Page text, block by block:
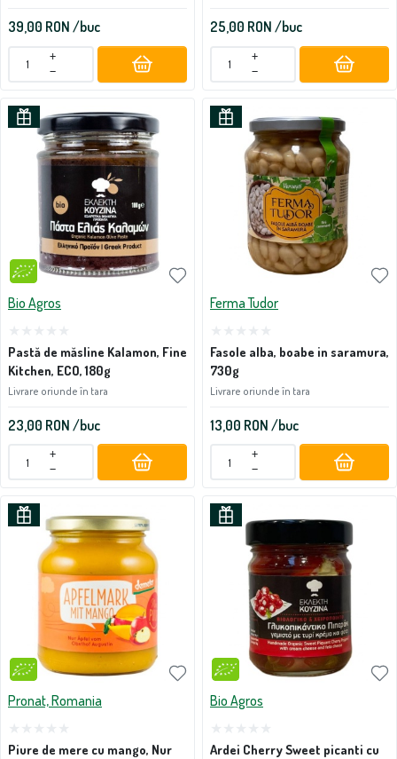
39,00 RON /buc
+
−
25,00 RON /buc
+
−
Bio Agros
Pastă de măsline Kalamon, Fine
Kitchen, ECO, 180g
Livrare oriunde în tara
23,00 RON /buc
+
−
Ferma Tudor
Fasole alba, boabe in saramura,
730g
Livrare oriunde în tara
13,00 RON /buc
+
−
Pronat, Romania
Piure de mere cu mango, Nur
Bio Agros
Ardei Cherry Sweet picanti cu